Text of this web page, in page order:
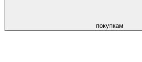
покупкам